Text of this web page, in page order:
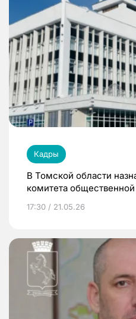
Кадры
В Томской области
комитета
17:30 / 21.05.26